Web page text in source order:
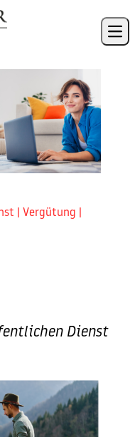
Vergütung
Dienst